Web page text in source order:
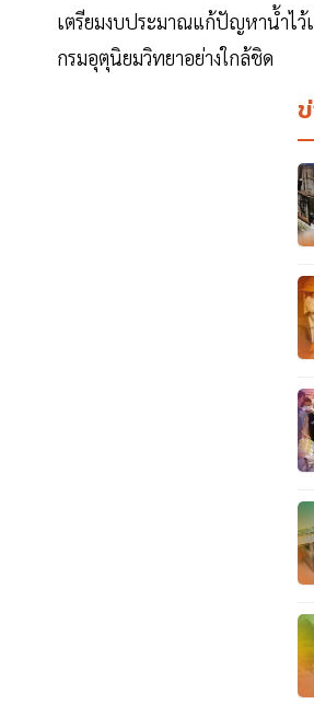
เตรียมงบประมาณแก้ปัญหาน้ำไว้
กรมอุตุนิยมวิทยาอย่างใกล้ชิด